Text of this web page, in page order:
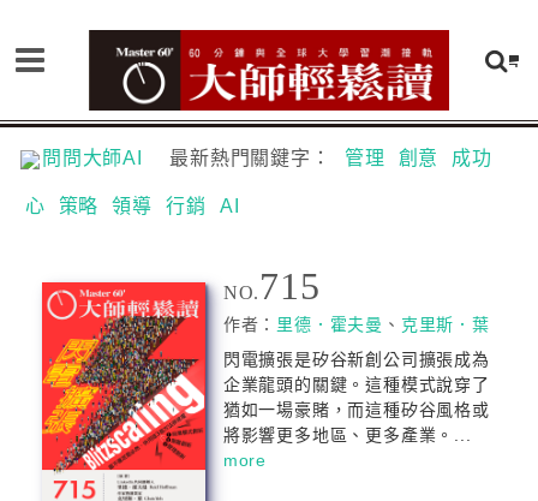
問問大師AI 最新熱門關鍵字： 管理 創意 成功
心 策略 領導 行銷 AI
NO. 715
作者： 里德．霍夫曼 、 克里斯．葉
閃電擴張是矽谷新創公司擴張成為
企業龍頭的關鍵。這種模式說穿了
猶如一場豪賭，而這種矽谷風格或
將影響更多地區、更多產業。...
more